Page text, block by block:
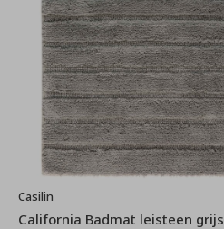
Casilin
California Badmat leisteen grijs